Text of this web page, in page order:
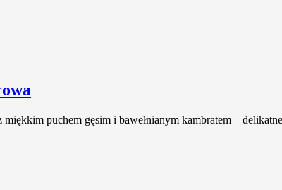
miękkim puchem gęsim i bawełnianym kambratem –